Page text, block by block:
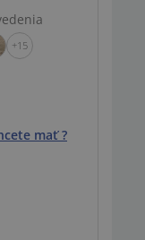
+15
mať ?